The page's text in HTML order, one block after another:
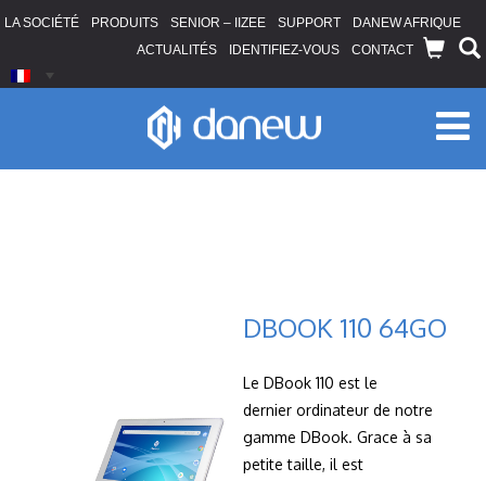
LA SOCIÉTÉ PRODUITS SENIOR – IIZEE SUPPORT
DANEW AFRIQUE
ACTUALITÉS
IDENTIFIEZ-VOUS CONTACT
DBOOK 110 64GO
Le DBook 110 est le
dernier ordinateur de notre
gamme DBook. Grace à sa
petite taille, il est